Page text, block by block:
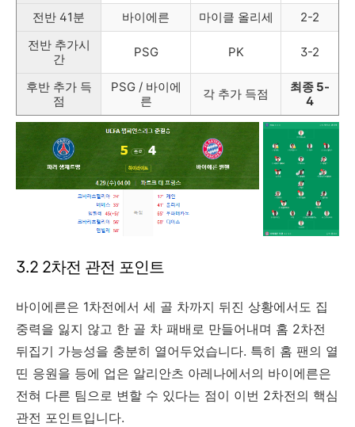
전반 41분
바이에른 마이클 올리세
2-2
전반 추가시
간
PSG PK 3-2
후반 추가 득
점
PSG / 바이에
른
각 추가 득점
최종 5-
4
3.2 2차전 관전 포인트
바이에른은 1차전에서 세 골 차까지 뒤진 상황에서도 집
중력을 잃지 않고 한 골 차 패배로 만들어내며 홈 2차전
뒤집기 가능성을 충분히 열어두었습니다. 특히 홈 팬의 열
띤 응원을 등에 업은 알리안츠 아레나에서의 바이에른은
전혀 다른 팀으로 변할 수 있다는 점이 이번 2차전의 핵심
관전 포인트입니다.